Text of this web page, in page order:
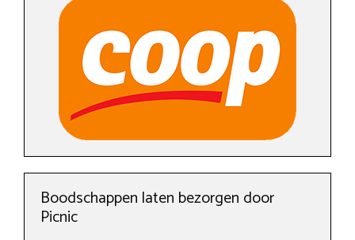
Boodschappen laten bezorgen door
Picnic